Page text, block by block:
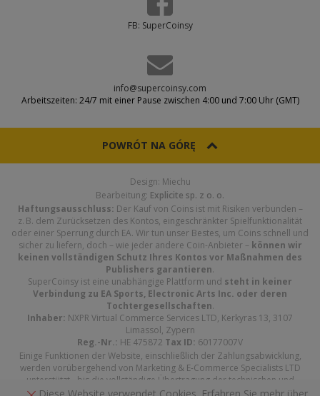
FB: SuperCoinsy
info@supercoinsy.com
Arbeitszeiten: 24/7 mit einer Pause zwischen 4:00 und 7:00 Uhr (GMT)
POWRÓT NA GÓRĘ
Design: Miechu
Bearbeitung: Explicite sp. z o. o.
Haftungsausschluss: Der Kauf von Coins ist mit Risiken verbunden –
z. B. dem Zurücksetzen des Kontos, eingeschränkter Spielfunktionalität
oder einer Sperrung durch EA. Wir tun unser Bestes, um Coins schnell und
sicher zu liefern, doch – wie jeder andere Coin-Anbieter – können wir
keinen vollständigen Schutz Ihres Kontos vor Maßnahmen des
Publishers garantieren.
SuperCoinsy ist eine unabhängige Plattform und steht in keiner
Verbindung zu EA Sports, Electronic Arts Inc. oder deren
Tochtergesellschaften.
Inhaber: NXPR Virtual Commerce Services LTD, Kerkyras 13, 3107
Limassol, Zypern
Reg.-Nr.: HE 475872 Tax ID: 60177007V
Einige Funktionen der Website, einschließlich der Zahlungsabwicklung,
werden vorübergehend von Marketing & E-Commerce Specialists LTD
unterstützt - bis die vollständige Übertragung der technischen und
Zahlungsinfrastruktur auf NXPR Virtual Commerce Services LTD